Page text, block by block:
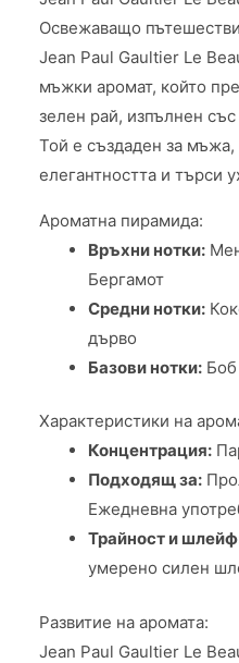
Освежаващо
Jean Paul Gaultier Le
мъжки аромат, който
зелен рай, изпълнен
Той е създаден за мъжа,
елегантността и търси
Ароматна пирамида:
Връхни нотки:
Бергамот
Средни нотки:
дърво
Базови нотки:
Характеристики на
Концентрация:
Подходящ за:
Ежедневна
Трайност и
умерено силен
Развитие на аромата:
Jean Paul Gaultier Le